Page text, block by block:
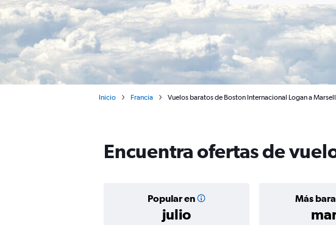
Inicio Francia Vuelos baratos de Boston Internacional Logan a
Encuentra ofertas de
Popular en
julio
Más